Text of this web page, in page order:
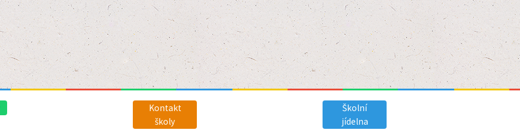
Kontakt
školy
Školní
jídelna